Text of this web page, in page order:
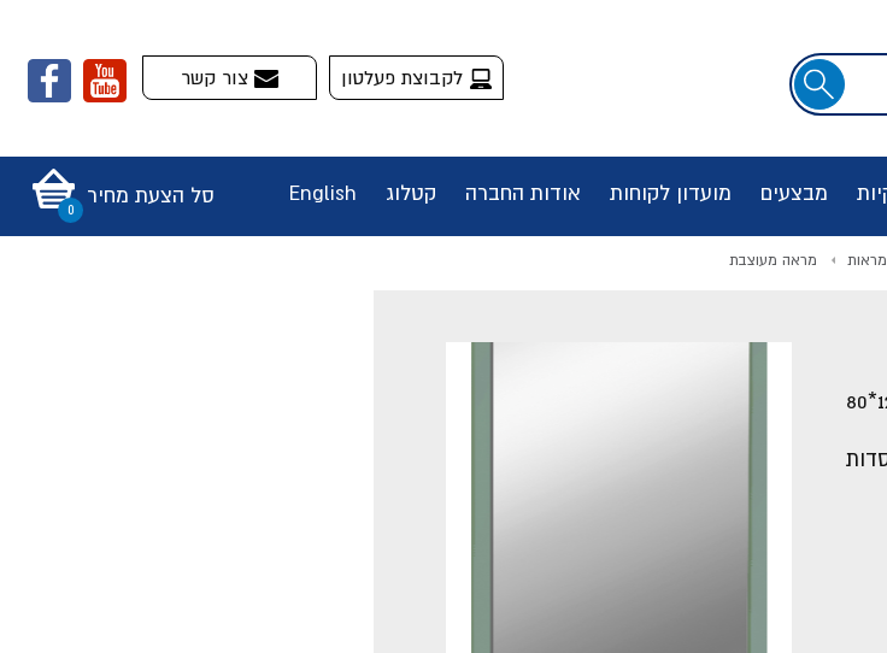
חיפוש
לקבוצת פעלטון צור קשר
מבצעים מועדון לקוחות אודות החברה קטלוג English סל הצעת מחיר
מראה מעוצבת
מראה בלתי שבירה (אקרילית) 120*80